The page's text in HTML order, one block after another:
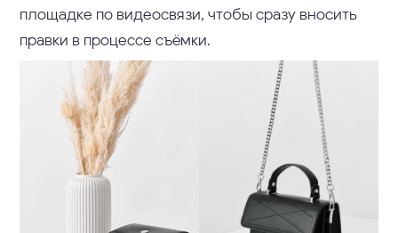
площадке по видеосвязи, чтобы сразу вносить
правки в процессе съёмки.